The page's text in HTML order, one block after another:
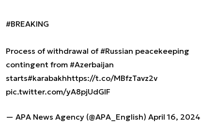
#BREAKING
Process of withdrawal of #Russian peacekeeping
contingent from #Azerbaijan
starts#karabakhhttps://t.co/MBfzTavz2v
pic.twitter.com/yA8pjUdGIF
— APA News Agency (@APA_English) April 16, 2024